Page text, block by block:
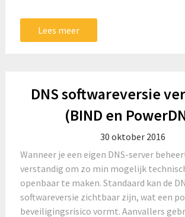
Lees meer
DNS softwareversie
(BIND en
30 oktober 2016
Wanneer je een eigen DNS-server
verstandig om zo min mogelijk
openbaar te maken. Standaard kan de
softwareversie zichtbaar zijn, wat een
beveiligingsrisico vormt. Aanvallers